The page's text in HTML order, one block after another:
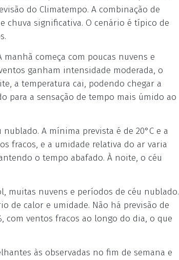
do Climatempo. A combinação de
chuva significativa. O cenário é típico de
manhã começa com poucas nuvens e
ganham intensidade moderada, o
a temperatura cai, podendo chegar a
para a sensação de tempo mais úmido ao
A mínima prevista é de 20°C e a
fracos, e a umidade relativa do ar varia
o tempo abafado. À noite, o céu
muitas nuvens e períodos de céu nublado.
de calor e umidade. Não há previsão de
com ventos fracos ao longo do dia, o que
às observadas no fim de semana e